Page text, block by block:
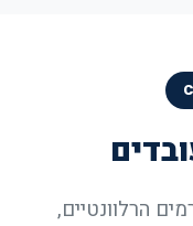
הרלוונטיים,